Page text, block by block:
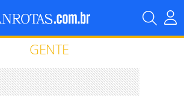
GENTE